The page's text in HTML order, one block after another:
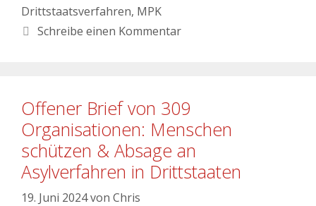
Drittstaatsverfahren, MPK
Schreibe einen Kommentar
Offener Brief von 309
Organisationen: Menschen
schützen & Absage an
Asylverfahren in Drittstaaten
19. Juni 2024von Chris